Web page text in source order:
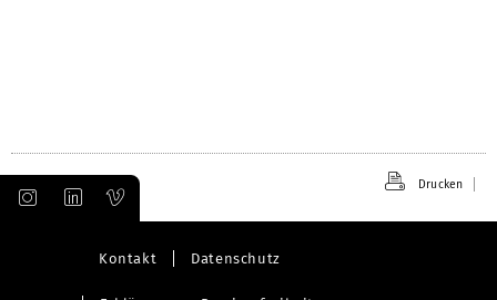
Drucken
Kontakt Datenschutz